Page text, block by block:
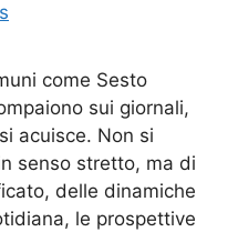
come Sesto
sui giornali,
acuisce. Non si
senso stretto, ma di
delle dinamiche
le prospettive